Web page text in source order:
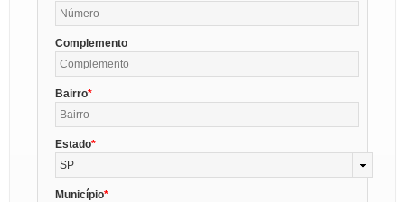
Complemento
Bairro
Estado
SP
Município